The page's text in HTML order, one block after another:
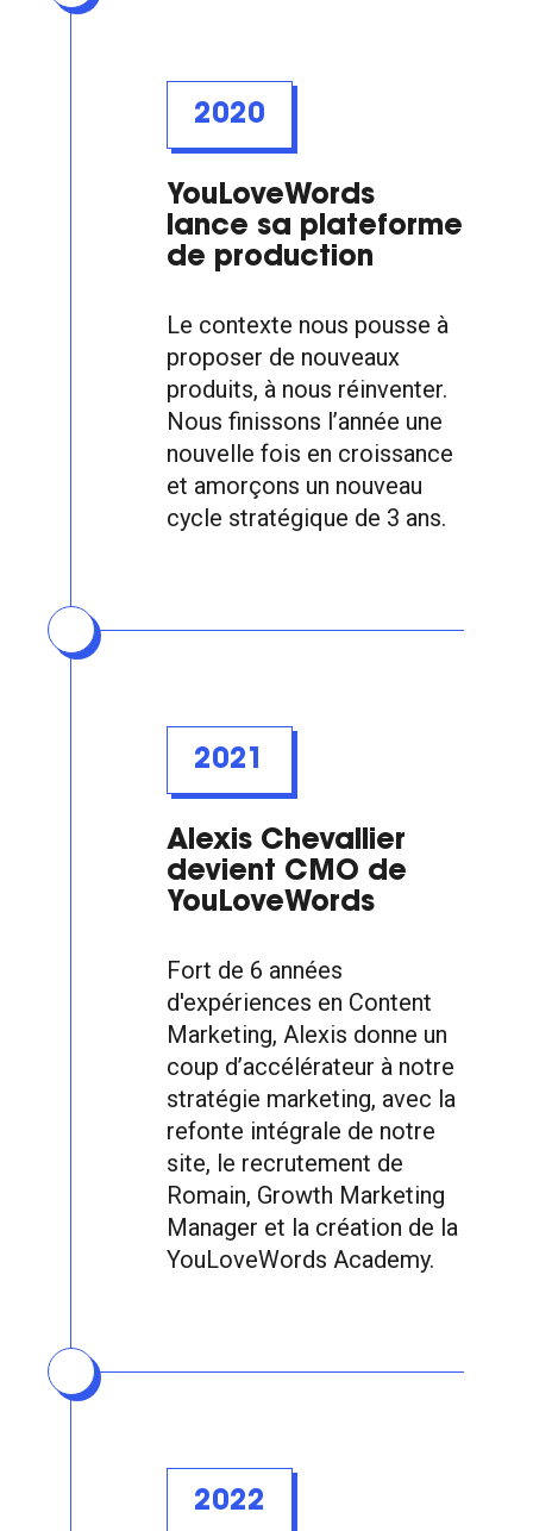
2020
YouLoveWords
lance sa plateforme
de production
Le contexte nous pousse à
proposer de nouveaux
produits, à nous réinventer.
Nous finissons l’année une
nouvelle fois en croissance
et amorçons un nouveau
cycle stratégique de 3 ans.
2021
Alexis Chevallier
devient CMO de
YouLoveWords
Fort de 6 années
d'expériences en Content
Marketing, Alexis donne un
coup d’accélérateur à notre
stratégie marketing, avec la
refonte intégrale de notre
site, le recrutement de
Romain, Growth Marketing
Manager et la création de la
YouLoveWords Academy.
2022